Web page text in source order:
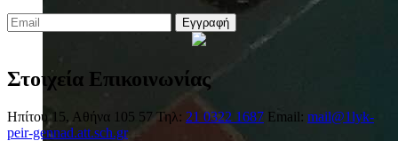
Εγγραφή
Στοιχεία Επικοινωνίας
Ηπίτου 15, Αθήνα 105 57 Τηλ: 21 0322 1687 Email: mail@1lyk-
peir-gennad.att.sch.gr